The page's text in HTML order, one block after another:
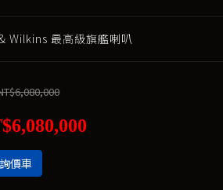
Wilkins 最高級旗艦喇叭
價車